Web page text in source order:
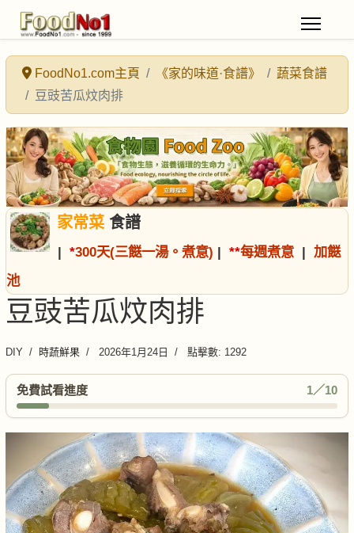
FoodNo1.com主頁 《家的味道·食譜》
蔬菜食譜
豆豉苦瓜炆肉排
家常菜食譜
| *300天(三餸一湯。煮意) | **每週煮意 | 加餸
池
豆豉苦瓜炆肉排
DIY 時蔬鮮果 2026年1月24日 點擊數: 1292
免費試看進度 1／10